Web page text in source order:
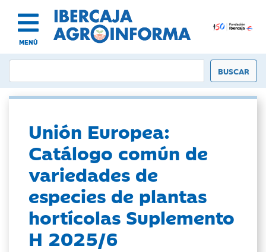
MENÚ
Unión Europea:
Catálogo común de
variedades de
especies de plantas
hortícolas Suplemento
H 2025/6